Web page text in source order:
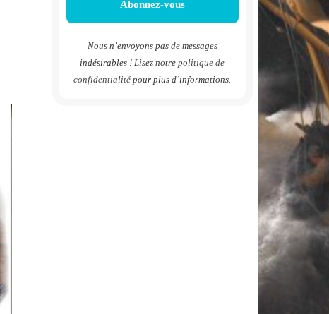
Nous n’envoyons pas de messages
indésirables ! Lisez notrepolitique de
confidentialité pour plus d’informations.